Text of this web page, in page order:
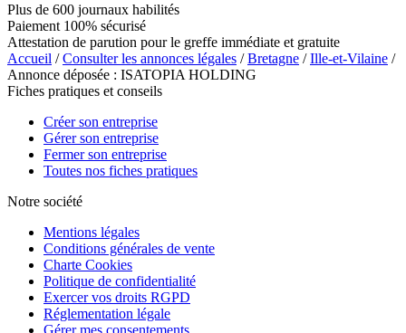
Plus de 600 journaux habilités
Paiement 100% sécurisé
Attestation de parution pour le greffe immédiate et gratuite
Accueil /Consulter les annonces légales /Bretagne /Ille-et-Vilaine /
Annonce déposée : ISATOPIA HOLDING
Fiches pratiques et conseils
Créer son entreprise
Gérer son entreprise
Fermer son entreprise
Toutes nos fiches pratiques
Notre société
Mentions légales
Conditions générales de vente
Charte Cookies
Politique de confidentialité
Exercer vos droits RGPD
Réglementation légale
Gérer mes consentements